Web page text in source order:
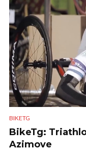
BIKETG
BikeTg:
Azimove